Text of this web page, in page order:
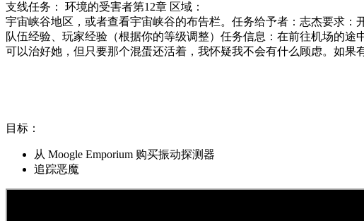
支线任务： 环境的受害者第12章 区域：
宇宙峡谷地区，或者查看宇宙峡谷的布告栏。 任务给予者： 志杰要求：
队伍经验、玩家经验（根据你的等级调整） 任务信息： 在前往机场的途
可以治好她，但只要那个混蛋还活着，我怀疑我不会有什么顾虑。 如果
目标：
从 Moogle Emporium 购买振动探测器
追踪恶魔